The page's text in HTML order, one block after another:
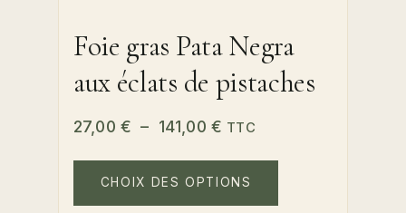
Foie gras Pata Negra
aux éclats de pistaches
27,00 € – 141,00 € Plage
prix :
27,00 €
TTC
CHOIX DES OPTIONS
Ce